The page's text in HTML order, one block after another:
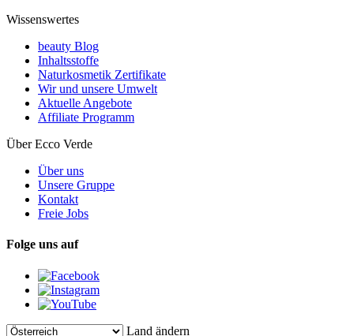
Wissenswertes
beauty Blog
Inhaltsstoffe
Naturkosmetik Zertifikate
Wir und unsere Umwelt
Aktuelle Angebote
Affiliate Programm
Über Ecco Verde
Über uns
Unsere Gruppe
Kontakt
Freie Jobs
Folge uns auf
Land ändern